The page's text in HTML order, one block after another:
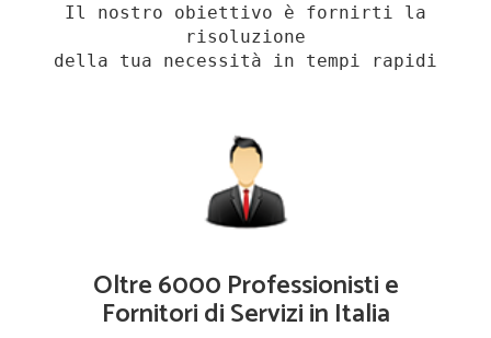
Il nostro obiettivo è fornirti la
risoluzione
della tua necessità in tempi rapidi
Oltre 6000 Professionisti e
Fornitori di Servizi in Italia